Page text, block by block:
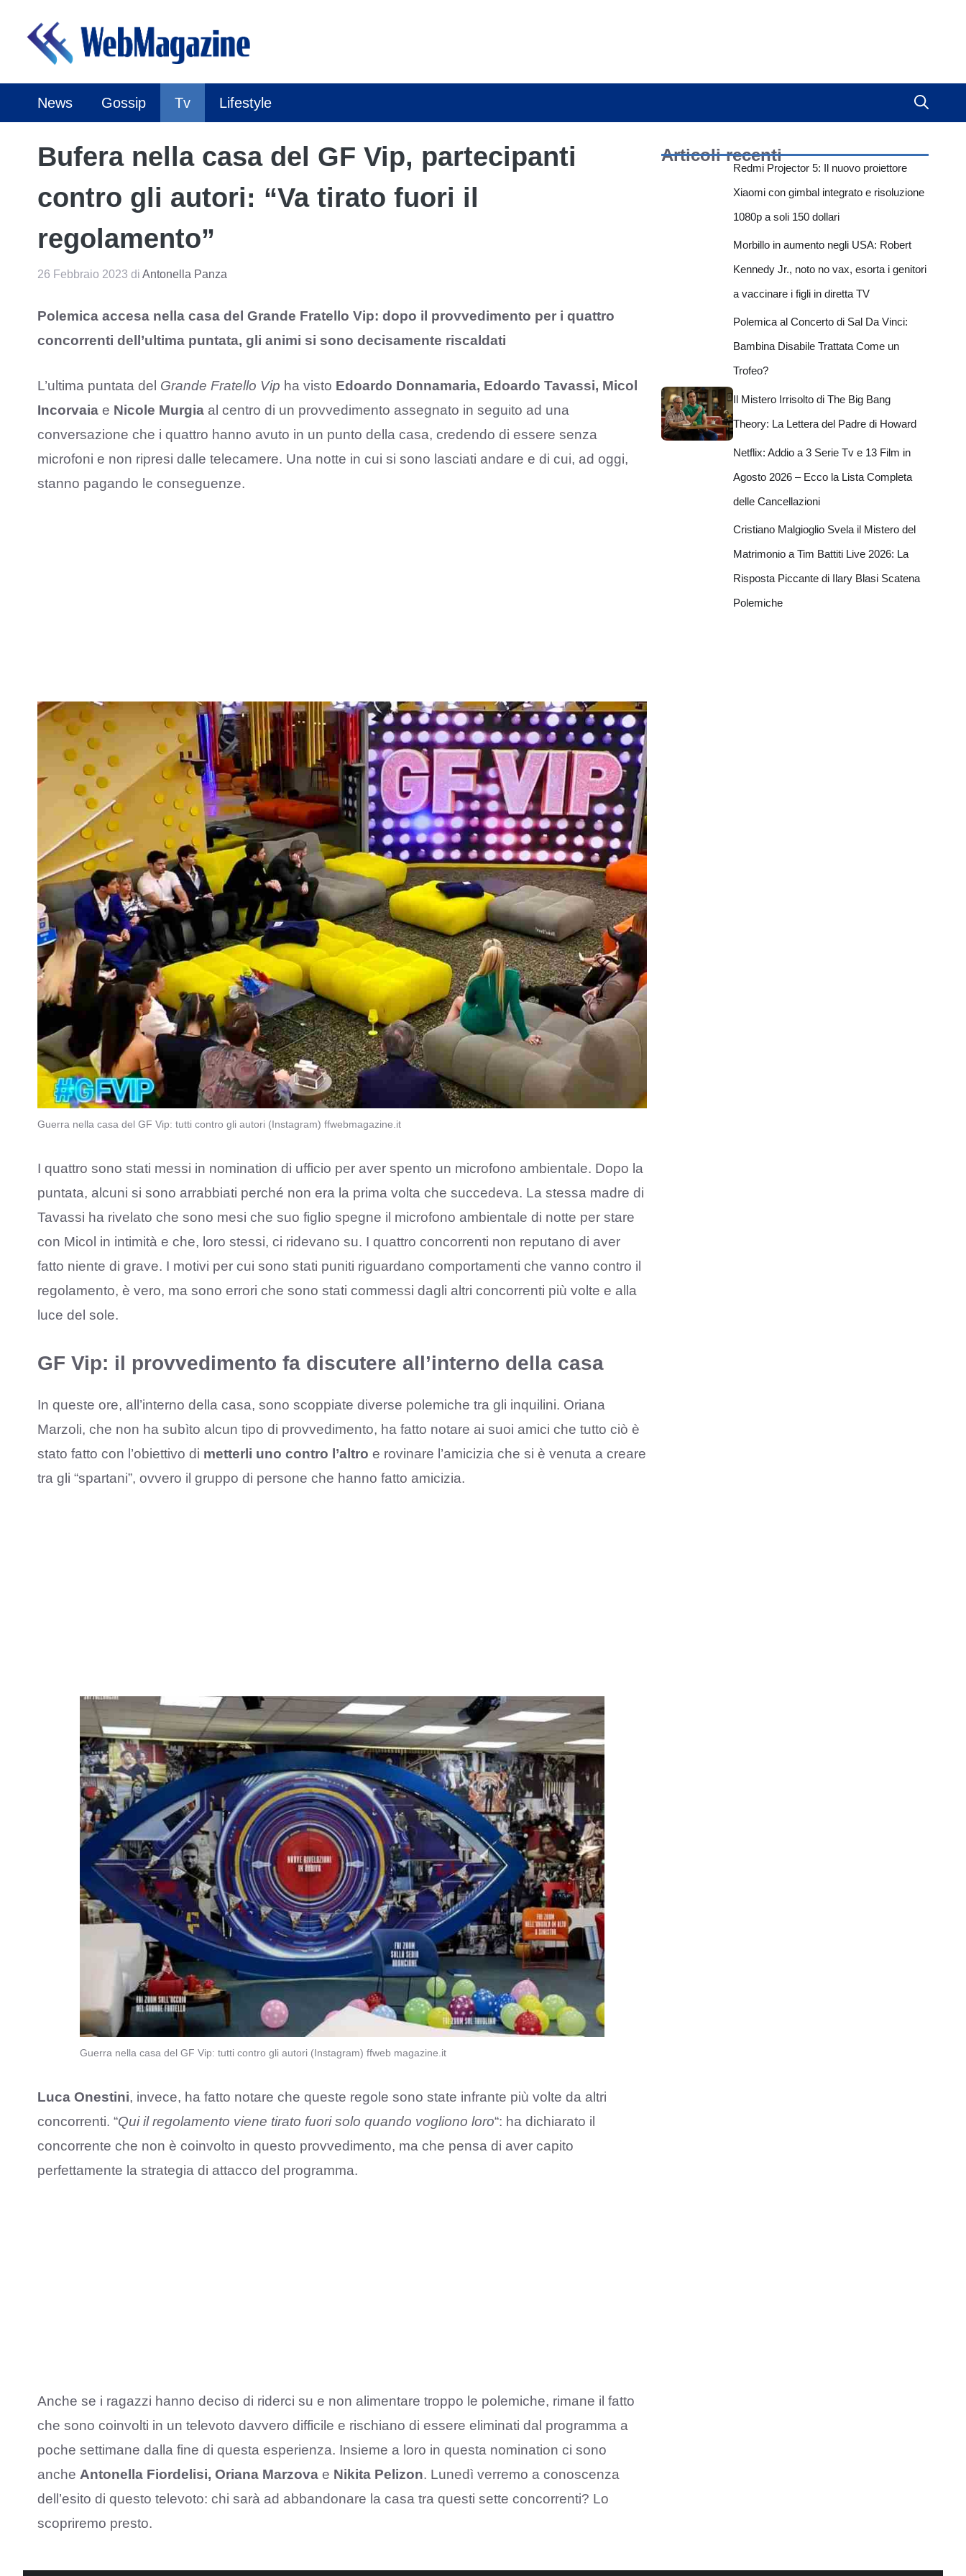
contenuto
News Gossip Tv Lifestyle
Bufera nella casa del GF Vip, partecipanti
contro gli autori: “Va tirato fuori il
regolamento”
26 Febbraio 2023 di Antonella Panza
Polemica accesa nella casa del Grande Fratello Vip: dopo il provvedimento per i quattro
concorrenti dell’ultima puntata, gli animi si sono decisamente riscaldati
L’ultima puntata del Grande Fratello Vip ha visto Edoardo Donnamaria, Edoardo Tavassi, Micol
Incorvaia e Nicole Murgia al centro di un provvedimento assegnato in seguito ad una
conversazione che i quattro hanno avuto in un punto della casa, credendo di essere senza
microfoni e non ripresi dalle telecamere. Una notte in cui si sono lasciati andare e di cui, ad oggi,
stanno pagando le conseguenze.
Guerra nella casa del GF Vip: tutti contro gli autori (Instagram) ffwebmagazine.it
I quattro sono stati messi in nomination di ufficio per aver spento un microfono ambientale. Dopo la
puntata, alcuni si sono arrabbiati perché non era la prima volta che succedeva. La stessa madre di
Tavassi ha rivelato che sono mesi che suo figlio spegne il microfono ambientale di notte per stare
con Micol in intimità e che, loro stessi, ci ridevano su. I quattro concorrenti non reputano di aver
fatto niente di grave. I motivi per cui sono stati puniti riguardano comportamenti che vanno contro il
regolamento, è vero, ma sono errori che sono stati commessi dagli altri concorrenti più volte e alla
luce del sole.
GF Vip: il provvedimento fa discutere all’interno della casa
In queste ore, all’interno della casa, sono scoppiate diverse polemiche tra gli inquilini. Oriana
Marzoli, che non ha subìto alcun tipo di provvedimento, ha fatto notare ai suoi amici che tutto ciò è
stato fatto con l’obiettivo di metterli uno contro l’altro e rovinare l’amicizia che si è venuta a creare
tra gli “spartani”, ovvero il gruppo di persone che hanno fatto amicizia.
Guerra nella casa del GF Vip: tutti contro gli autori (Instagram) ffweb magazine.it
Luca Onestini, invece, ha fatto notare che queste regole sono state infrante più volte da altri
concorrenti. “Qui il regolamento viene tirato fuori solo quando vogliono loro“: ha dichiarato il
concorrente che non è coinvolto in questo provvedimento, ma che pensa di aver capito
perfettamente la strategia di attacco del programma.
Anche se i ragazzi hanno deciso di riderci su e non alimentare troppo le polemiche, rimane il fatto
che sono coinvolti in un televoto davvero difficile e rischiano di essere eliminati dal programma a
poche settimane dalla fine di questa esperienza. Insieme a loro in questa nomination ci sono
anche Antonella Fiordelisi, Oriana Marzova e Nikita Pelizon. Lunedì verremo a conoscenza
dell’esito di questo televoto: chi sarà ad abbandonare la casa tra questi sette concorrenti? Lo
scopriremo presto.
Articoli recenti
Redmi Projector 5: Il nuovo proiettore
Xiaomi con gimbal integrato e risoluzione
1080p a soli 150 dollari
Morbillo in aumento negli USA: Robert
Kennedy Jr., noto no vax, esorta i genitori
a vaccinare i figli in diretta TV
Polemica al Concerto di Sal Da Vinci:
Bambina Disabile Trattata Come un
Trofeo?
Il Mistero Irrisolto di The Big Bang
Theory: La Lettera del Padre di Howard
Netflix: Addio a 3 Serie Tv e 13 Film in
Agosto 2026 – Ecco la Lista Completa
delle Cancellazioni
Cristiano Malgioglio Svela il Mistero del
Matrimonio a Tim Battiti Live 2026: La
Risposta Piccante di Ilary Blasi Scatena
Polemiche